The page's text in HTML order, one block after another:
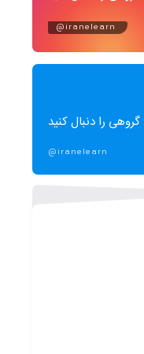
@iranelearn
را دنبال کنید
@iranelearn